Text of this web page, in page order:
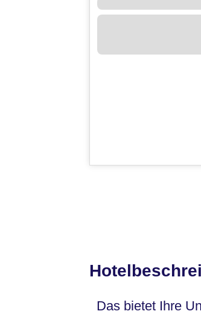
Das bietet Ihre